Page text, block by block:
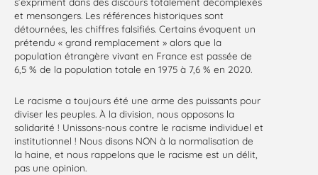
et mensongers. Les références historiques sont
détournées, les chiffres falsifiés. Certains évoquent un
prétendu « grand remplacement » alors que la
population étrangère vivant en France est passée de
6,5 % de la population totale en 1975 à 7,6 % en 2020.
Le racisme a toujours été une arme des puissants pour
diviser les peuples. À la division, nous opposons la
solidarité ! Unissons-nous contre le racisme individuel et
institutionnel ! Nous disons NON à la normalisation de
la haine, et nous rappelons que le racisme est un délit,
pas une opinion.